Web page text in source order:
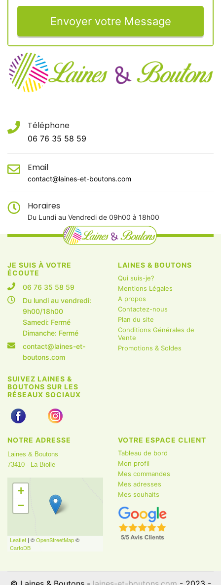
Envoyer votre Message
Téléphone
06 76 35 58 59
Email
contact@laines-et-boutons.com
Horaires
Du Lundi au Vendredi de 09h00 à 18h00
JE SUIS À VOTRE
ÉCOUTE
06 76 35 58 59
Du lundi au vendredi:
9h00/18h00
Samedi: Fermé
Dimanche: Fermé
contact@laines-et-
boutons.com
SUIVEZ LAINES &
BOUTONS SUR LES
RÉSEAUX SOCIAUX
LAINES & BOUTONS
Qui suis-je?
Mentions Légales
A propos
Contactez-nous
Plan du site
Conditions Générales de
Vente
Promotions & Soldes
NOTRE ADRESSE
Laines & Boutons
73410 - La Biolle
+
−
Leaflet | ©OpenStreetMap©
CartoDB
VOTRE ESPACE CLIENT
Tableau de bord
Mon profil
Mes commandes
Mes adresses
Mes souhaits